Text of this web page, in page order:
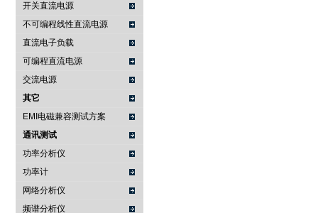
开关直流电源
不可编程线性直流电源
直流电子负载
可编程直流电源
交流电源
其它
EMI电磁兼容测试方案
通讯测试
功率分析仪
功率计
网络分析仪
频谱分析仪